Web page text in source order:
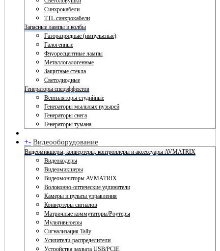
Синхрокабели
TTL синхрокабели
Запасные лампы и колбы
Газоразрядные (импульсные)
Галогенные
Флуоресцентные лампы
Металлогалогенные
Защитные стекла
Светодиодные
Генераторы спецэффектов
Вентиляторы студийные
Генераторы мыльных пузырей
Генераторы снега
Генераторы тумана
+- Видеооборудование
Видеомикшеры, конвертеры, контроллеры и аксессуары AVMATRIX
Видеокодеры
Видеомикшеры
Видеомониторы AVMATRIX
Волоконно-оптические удлинители
Камеры и пульты управления
Конвертеры сигналов
Матричные коммутаторы/Роутеры
Мультивьюеры
Сигнализация Tally
Усилители-распределители
Устройства захвата USB/PCIE